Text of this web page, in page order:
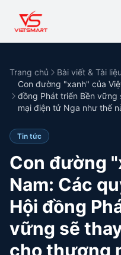
Trang chủ Bài viết & Tài liệu
Con đường "xanh" của
đồng Phát triển Bền
mại điện tử Nga như thế
Tin tức
Con đường
Nam: Các
Hội đồng
vững sẽ
cho thương